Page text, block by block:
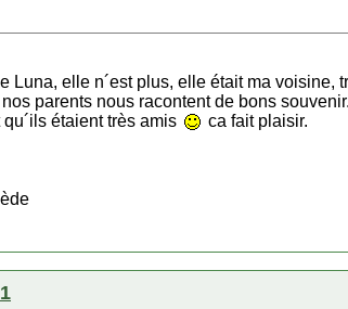
Luna, elle n´est plus, elle était ma voisine,
parents nous racontent de bons
étaient très amis
ca fait plaisir.